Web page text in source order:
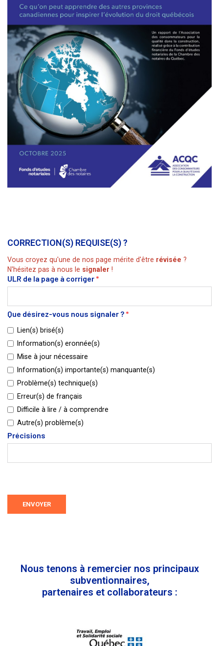
CORRECTION(S) REQUISE(S) ?
Vous croyez qu'une de nos page mérite d'être révisée ?
N'hésitez pas à nous le signaler !
ULR de la page à corriger*
Que désirez-vous nous signaler ?*
Lien(s) brisé(s)
Information(s) eronnée(s)
Mise à jour nécessaire
Information(s) importante(s) manquante(s)
Problème(s) technique(s)
Erreur(s) de français
Difficile à lire / à comprendre
Autre(s) problème(s)
Précisions
ENVOYER
Nous tenons à remercier nos principaux
subventionnaires,
partenaires et collaborateurs :